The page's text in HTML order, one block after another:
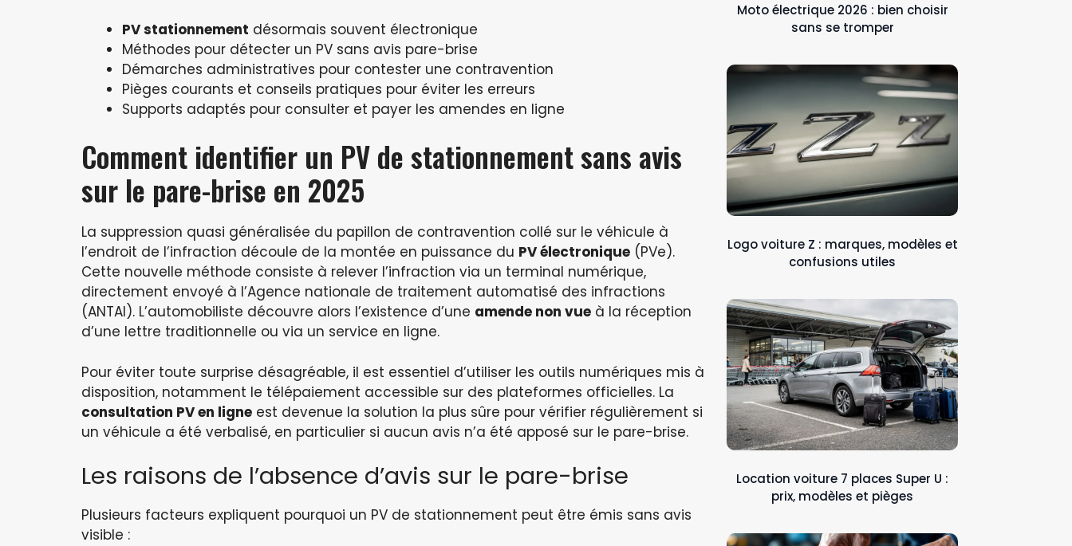
PV stationnement désormais souvent électronique
Méthodes pour détecter un PV sans avis pare-brise
Démarches administratives pour contester une contravention
Pièges courants et conseils pratiques pour éviter les erreurs
Supports adaptés pour consulter et payer les amendes en ligne
Comment identifier un PV de stationnement sans avis
sur le pare-brise en 2025
La suppression quasi généralisée du papillon de contravention collé sur le véhicule à
l’endroit de l’infraction découle de la montée en puissance du PV électronique (PVe).
Cette nouvelle méthode consiste à relever l’infraction via un terminal numérique,
directement envoyé à l’Agence nationale de traitement automatisé des infractions
(ANTAI). L’automobiliste découvre alors l’existence d’une amende non vue à la réception
d’une lettre traditionnelle ou via un service en ligne.
Pour éviter toute surprise désagréable, il est essentiel d’utiliser les outils numériques mis à
disposition, notamment le télépaiement accessible sur des plateformes officielles. La
consultation PV en ligne est devenue la solution la plus sûre pour vérifier régulièrement si
un véhicule a été verbalisé, en particulier si aucun avis n’a été apposé sur le pare-brise.
Les raisons de l’absence d’avis sur le pare-brise
Plusieurs facteurs expliquent pourquoi un PV de stationnement peut être émis sans avis
visible :
Moto électrique 2026 : bien choisir
sans se tromper
Logo voiture Z : marques, modèles et
confusions utiles
Location voiture 7 places Super U :
prix, modèles et pièges